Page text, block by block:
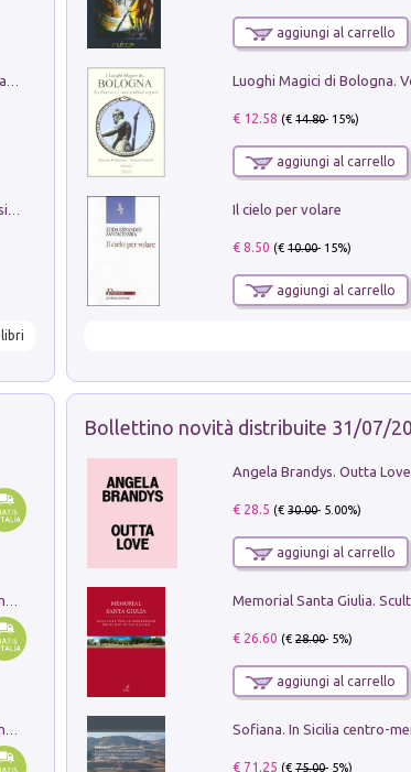
aggiungi al carrello
€ 12.58 (€14.80- 15%)
aggiungi al carrello
Il cielo per volare
€ 8.50 (€10.00- 15%)
aggiungi al carrello
Bollettino novità distribuite 31/07/
Angela Brandys. Outta Love
€ 28.5 (€30.00- 5.00%)
aggiungi al carrello
€ 26.60 (€28.00- 5%)
aggiungi al carrello
€ 71.25 (€75.00- 5%)